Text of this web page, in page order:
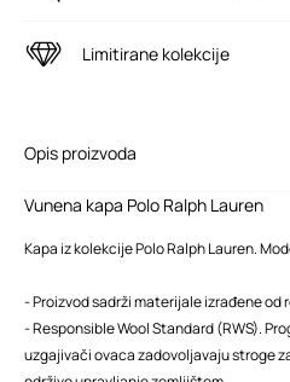
Limitirane kolekcije
Opis proizvoda
Vunena kapa Polo Ralph Lauren
Kapa iz kolekcije Polo Ralph Lauren.
- Proizvod sadrži materijale izrađene od
- Responsible Wool Standard (RWS).
uzgajivači ovaca zadovoljavaju stroge